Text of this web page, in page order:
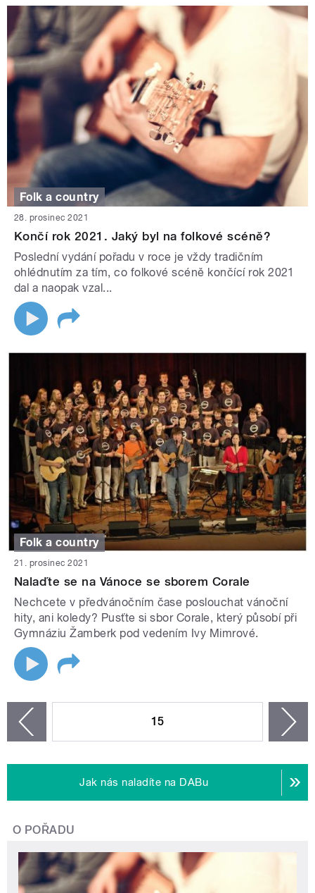
Folk a country
28. prosinec 2021
Končí rok 2021. Jaký byl na folkové scéně?
Poslední vydání pořadu v roce je vždy tradičním
ohlédnutím za tím, co folkové scéně končící rok 2021
dal a naopak vzal...
Folk a country
21. prosinec 2021
Nalaďte se na Vánoce se sborem Corale
Nechcete v předvánočním čase poslouchat vánoční
hity, ani koledy? Pusťte si sbor Corale, který působí při
Gymnáziu Žamberk pod vedením Ivy Mimrové.
15
Jak nás naladíte na DABu
O POŘADU